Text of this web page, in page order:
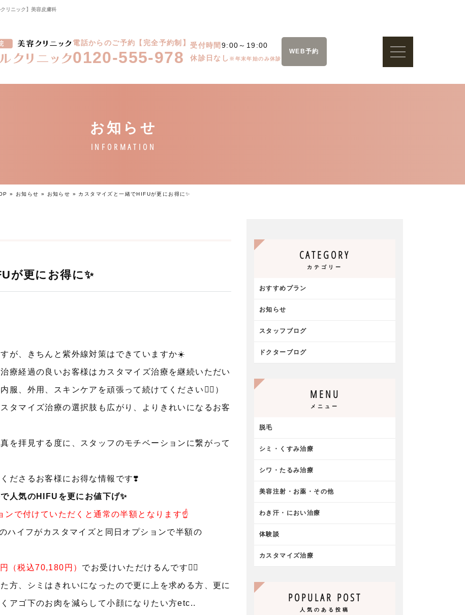
リニック】美容皮膚科
電話からのご予約【完全予約制】
0120-555-978
受付時間 9:00～19:00
休診日なし ※年末年始のみ休診
WEB予約
» お知らせ » お知らせ » カスタマイズと一緒でHIFUが更にお得に✨
が更にお得に✨
が、きちんと紫外線対策はできていますか☀️
療経過の良いお客様はカスタマイズ治療を継続いただい
服、外用、スキンケアを頑張って続けてください🙇‍♀️）
タマイズ治療の選択肢も広がり、よりきれいになるお客
を拝見する度に、スタッフのモチベーションに繋がって
ださるお客様にお得な情報です❣️
人気の HIFUを更にお値下げ✨
ンで付けていただくと通常の半額となります☝️
ハイフがカスタマイズと同日オプションで半額の
（税込70,180円） でお受けいただけるんです🙆‍♀️
方、シミはきれいになったので更に上を求める方、更に
アゴ下のお肉を減らして小顔になりたい方etc..
CATEGORY
カテゴリー
おすすめプラン
お知らせ
スタッフブログ
ドクターブログ
MENU
メニュー
脱毛
シミ・くすみ治療
シワ・たるみ治療
美容注射・お薬・その他
わき汗・におい治療
体験談
カスタマイズ治療
POPULAR POST
人気のある投稿